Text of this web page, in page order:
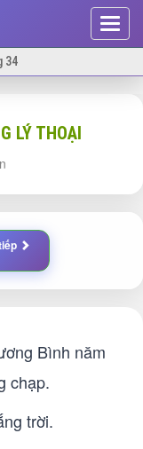
Hiện
menu
34
LÝ THOẠI
Bình năm
chạp.
trời.